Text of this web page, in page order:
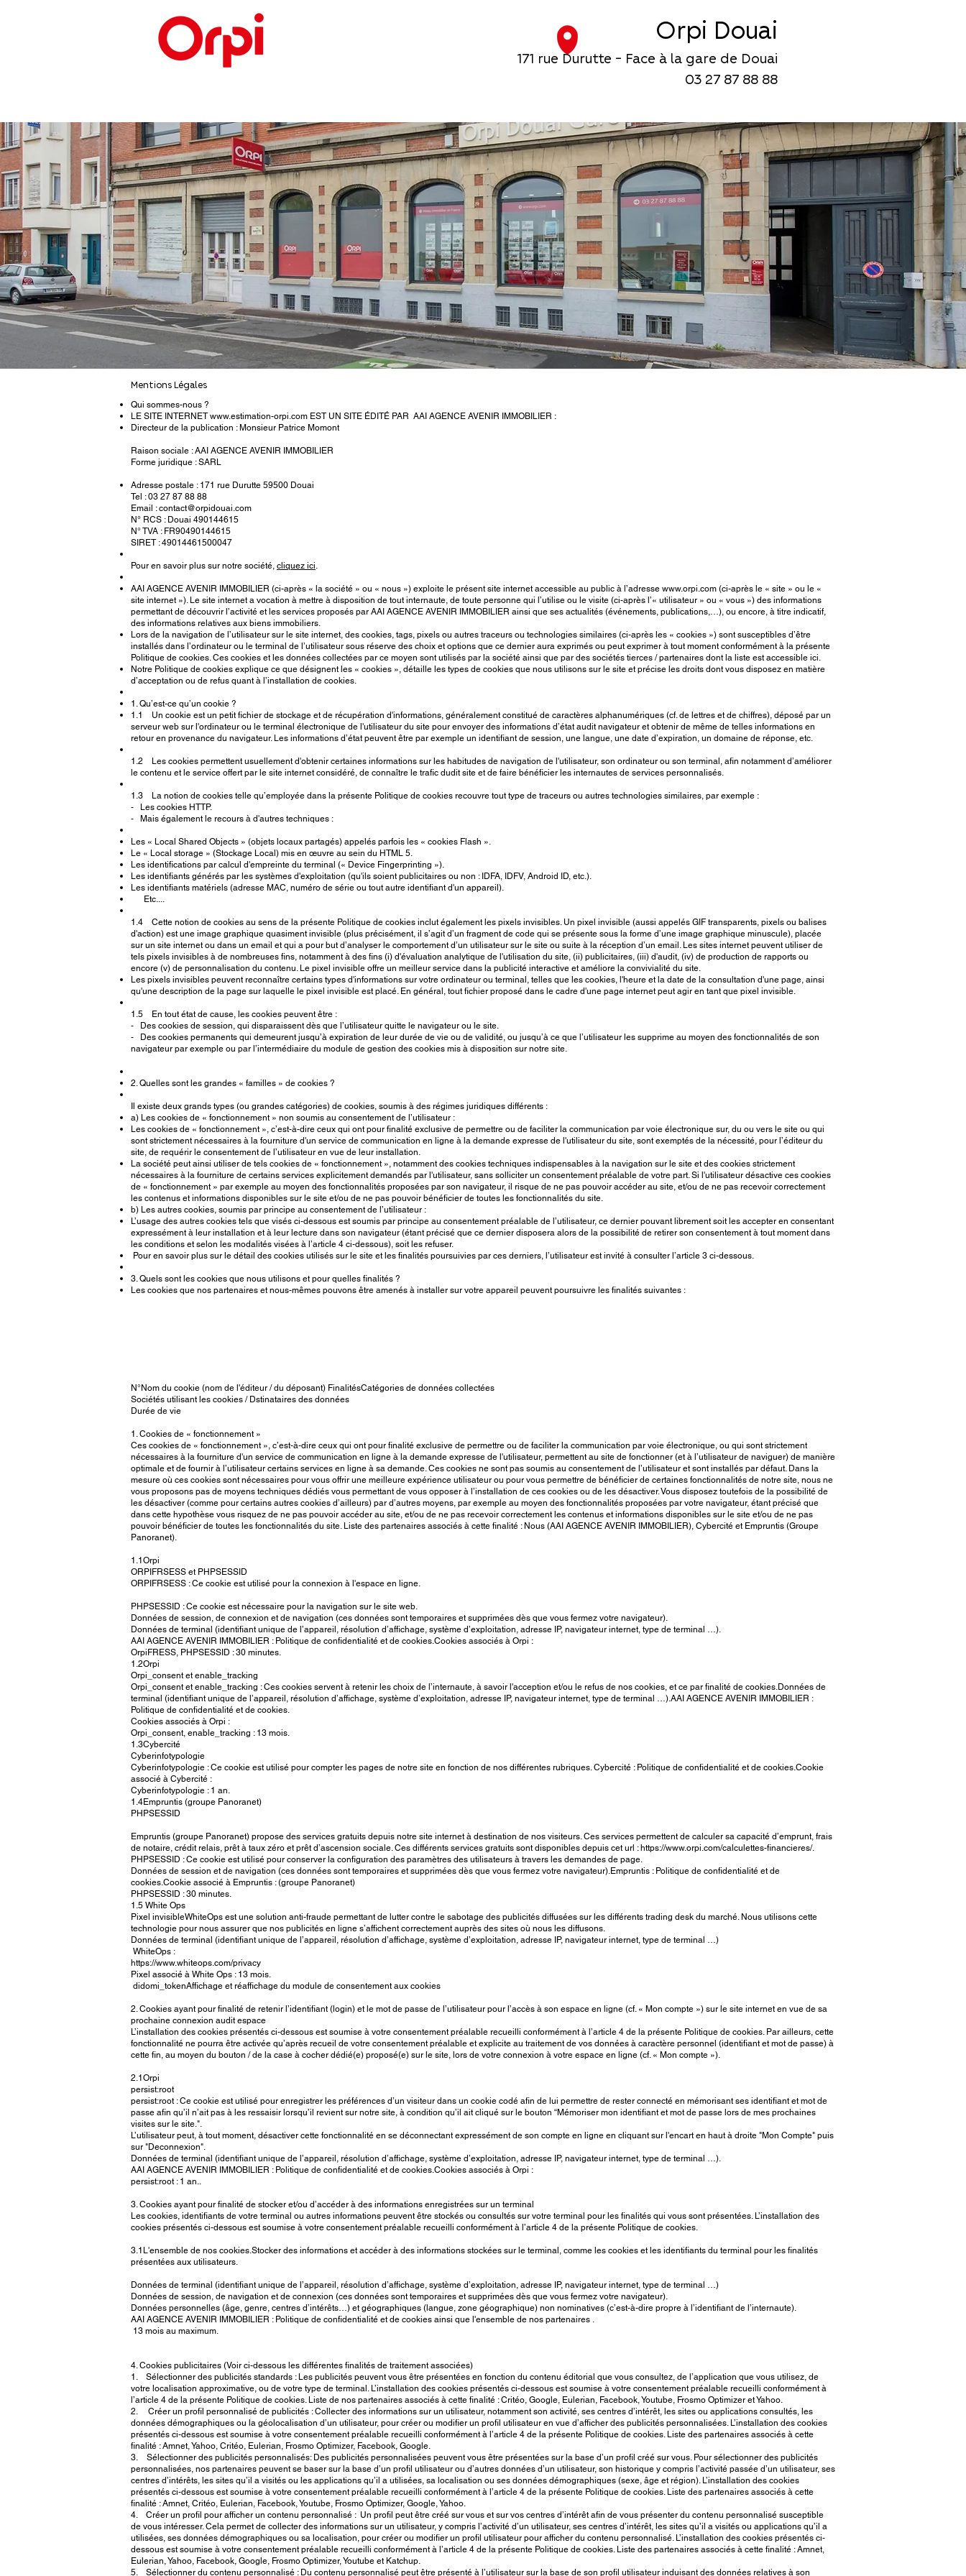
Orpi Douai
171 rue Durutte - Face à la gare de Douai
03 27 87 88 88
Mentions Légales
Qui sommes-nous ?
LE SITE INTERNETwww.estimation-orpi.com EST UN SITE ÉDITÉ PAR AAI AGENCE AVENIR IMMOBILIER :
Directeur de la publication : Monsieur Patrice Momont
Raison sociale : AAI AGENCE AVENIR IMMOBILIER
Forme juridique : SARL
Adresse postale : 171 rue Durutte 59500 Douai
Tel : 03 27 87 88 88
Email : contact@orpidouai.com
N° RCS : Douai 490144615
N° TVA : FR90490144615
SIRET : 49014461500047
Pour en savoir plus sur notre société, cliquez ici.
AAI AGENCE AVENIR IMMOBILIER (ci-après « la société » ou « nous ») exploite le présent site internet accessible au public à l’adresse www.orpi.com (ci-après le « site » ou le «
site internet »). Le site internet a vocation à mettre à disposition de tout internaute, de toute personne qui l’utilise ou le visite (ci-après l’« utilisateur » ou « vous ») des informations
permettant de découvrir l’activité et les services proposés par AAI AGENCE AVENIR IMMOBILIER ainsi que ses actualités (événements, publications,…), ou encore, à titre indicatif,
des informations relatives aux biens immobiliers.
Lors de la navigation de l’utilisateur sur le site internet, des cookies, tags, pixels ou autres traceurs ou technologies similaires (ci-après les « cookies ») sont susceptibles d’être
installés dans l’ordinateur ou le terminal de l’utilisateur sous réserve des choix et options que ce dernier aura exprimés ou peut exprimer à tout moment conformément à la présente
Politique de cookies. Ces cookies et les données collectées par ce moyen sont utilisés par la société ainsi que par des sociétés tierces / partenaires dont la liste est accessible ici.
Notre Politique de cookies explique ce que désignent les « cookies », détaille les types de cookies que nous utilisons sur le site et précise les droits dont vous disposez en matière
d’acceptation ou de refus quant à l’installation de cookies.
1. Qu’est-ce qu’un cookie ?
1.1 Un cookie est un petit fichier de stockage et de récupération d'informations, généralement constitué de caractères alphanumériques (cf. de lettres et de chiffres), déposé par un
serveur web sur l'ordinateur ou le terminal électronique de l'utilisateur du site pour envoyer des informations d’état audit navigateur et obtenir de même de telles informations en
retour en provenance du navigateur. Les informations d’état peuvent être par exemple un identifiant de session, une langue, une date d’expiration, un domaine de réponse, etc.
1.2 Les cookies permettent usuellement d'obtenir certaines informations sur les habitudes de navigation de l'utilisateur, son ordinateur ou son terminal, afin notamment d’améliorer
le contenu et le service offert par le site internet considéré, de connaître le trafic dudit site et de faire bénéficier les internautes de services personnalisés.
1.3 La notion de cookies telle qu’employée dans la présente Politique de cookies recouvre tout type de traceurs ou autres technologies similaires, par exemple :
- Les cookies HTTP.
- Mais également le recours à d'autres techniques :
Les « Local Shared Objects » (objets locaux partagés) appelés parfois les « cookies Flash ».
Le « Local storage » (Stockage Local) mis en œuvre au sein du HTML 5.
Les identifications par calcul d'empreinte du terminal (« Device Fingerprinting »).
Les identifiants générés par les systèmes d'exploitation (qu'ils soient publicitaires ou non : IDFA, IDFV, Android ID, etc.).
Les identifiants matériels (adresse MAC, numéro de série ou tout autre identifiant d'un appareil).
Etc....
1.4 Cette notion de cookies au sens de la présente Politique de cookies inclut également les pixels invisibles. Un pixel invisible (aussi appelés GIF transparents, pixels ou balises
d'action) est une image graphique quasiment invisible (plus précisément, il s’agit d’un fragment de code qui se présente sous la forme d’une image graphique minuscule), placée
sur un site internet ou dans un email et qui a pour but d’analyser le comportement d’un utilisateur sur le site ou suite à la réception d’un email. Les sites internet peuvent utiliser de
tels pixels invisibles à de nombreuses fins, notamment à des fins (i) d'évaluation analytique de l'utilisation du site, (ii) publicitaires, (iii) d'audit, (iv) de production de rapports ou
encore (v) de personnalisation du contenu. Le pixel invisible offre un meilleur service dans la publicité interactive et améliore la convivialité du site.
Les pixels invisibles peuvent reconnaître certains types d'informations sur votre ordinateur ou terminal, telles que les cookies, l'heure et la date de la consultation d'une page, ainsi
qu'une description de la page sur laquelle le pixel invisible est placé. En général, tout fichier proposé dans le cadre d'une page internet peut agir en tant que pixel invisible.
1.5 En tout état de cause, les cookies peuvent être :
- Des cookies de session, qui disparaissent dès que l’utilisateur quitte le navigateur ou le site.
- Des cookies permanents qui demeurent jusqu’à expiration de leur durée de vie ou de validité, ou jusqu’à ce que l’utilisateur les supprime au moyen des fonctionnalités de son
navigateur par exemple ou par l’intermédiaire du module de gestion des cookies mis à disposition sur notre site.
2. Quelles sont les grandes « familles » de cookies ?
Il existe deux grands types (ou grandes catégories) de cookies, soumis à des régimes juridiques différents :
a) Les cookies de « fonctionnement » non soumis au consentement de l’utilisateur :
Les cookies de « fonctionnement », c’est-à-dire ceux qui ont pour finalité exclusive de permettre ou de faciliter la communication par voie électronique sur, du ou vers le site ou qui
sont strictement nécessaires à la fourniture d'un service de communication en ligne à la demande expresse de l'utilisateur du site, sont exemptés de la nécessité, pour l’éditeur du
site, de requérir le consentement de l’utilisateur en vue de leur installation.
La société peut ainsi utiliser de tels cookies de « fonctionnement », notamment des cookies techniques indispensables à la navigation sur le site et des cookies strictement
nécessaires à la fourniture de certains services explicitement demandés par l'utilisateur, sans solliciter un consentement préalable de votre part. Si l'utilisateur désactive ces cookies
de « fonctionnement » par exemple au moyen des fonctionnalités proposées par son navigateur, il risque de ne pas pouvoir accéder au site, et/ou de ne pas recevoir correctement
les contenus et informations disponibles sur le site et/ou de ne pas pouvoir bénéficier de toutes les fonctionnalités du site.
b) Les autres cookies, soumis par principe au consentement de l’utilisateur :
L’usage des autres cookies tels que visés ci-dessous est soumis par principe au consentement préalable de l’utilisateur, ce dernier pouvant librement soit les accepter en consentant
expressément à leur installation et à leur lecture dans son navigateur (étant précisé que ce dernier disposera alors de la possibilité de retirer son consentement à tout moment dans
les conditions et selon les modalités visées à l’article 4 ci-dessous), soit les refuser.
Pour en savoir plus sur le détail des cookies utilisés sur le site et les finalités poursuivies par ces derniers, l’utilisateur est invité à consulter l’article 3 ci-dessous.
3. Quels sont les cookies que nous utilisons et pour quelles finalités ?
Les cookies que nos partenaires et nous-mêmes pouvons être amenés à installer sur votre appareil peuvent poursuivre les finalités suivantes :
N°Nom du cookie (nom de l'éditeur / du déposant) FinalitésCatégories de données collectées
Sociétés utilisant les cookies / Dstinataires des données
Durée de vie
1. Cookies de « fonctionnement »
Ces cookies de « fonctionnement », c’est-à-dire ceux qui ont pour finalité exclusive de permettre ou de faciliter la communication par voie électronique, ou qui sont strictement
nécessaires à la fourniture d'un service de communication en ligne à la demande expresse de l'utilisateur, permettent au site de fonctionner (et à l’utilisateur de naviguer) de manière
optimale et de fournir à l’utilisateur certains services en ligne à sa demande. Ces cookies ne sont pas soumis au consentement de l’utilisateur et sont installés par défaut. Dans la
mesure où ces cookies sont nécessaires pour vous offrir une meilleure expérience utilisateur ou pour vous permettre de bénéficier de certaines fonctionnalités de notre site, nous ne
vous proposons pas de moyens techniques dédiés vous permettant de vous opposer à l’installation de ces cookies ou de les désactiver. Vous disposez toutefois de la possibilité de
les désactiver (comme pour certains autres cookies d’ailleurs) par d’autres moyens, par exemple au moyen des fonctionnalités proposées par votre navigateur, étant précisé que
dans cette hypothèse vous risquez de ne pas pouvoir accéder au site, et/ou de ne pas recevoir correctement les contenus et informations disponibles sur le site et/ou de ne pas
pouvoir bénéficier de toutes les fonctionnalités du site. Liste des partenaires associés à cette finalité : Nous (AAI AGENCE AVENIR IMMOBILIER), Cybercité et Empruntis (Groupe
Panoranet).
1.1Orpi
ORPIFRSESS et PHPSESSID
ORPIFRSESS : Ce cookie est utilisé pour la connexion à l'espace en ligne.
PHPSESSID : Ce cookie est nécessaire pour la navigation sur le site web.
Données de session, de connexion et de navigation (ces données sont temporaires et supprimées dès que vous fermez votre navigateur).
Données de terminal (identifiant unique de l’appareil, résolution d’affichage, système d’exploitation, adresse IP, navigateur internet, type de terminal …).
AAI AGENCE AVENIR IMMOBILIER : Politique de confidentialité et de cookies.Cookies associés à Orpi :
OrpiFRESS, PHPSESSID : 30 minutes.
1.2Orpi
Orpi_consent et enable_tracking
Orpi_consent et enable_tracking : Ces cookies servent à retenir les choix de l’internaute, à savoir l'acception et/ou le refus de nos cookies, et ce par finalité de cookies.Données de
terminal (identifiant unique de l’appareil, résolution d’affichage, système d’exploitation, adresse IP, navigateur internet, type de terminal …).AAI AGENCE AVENIR IMMOBILIER :
Politique de confidentialité et de cookies.
Cookies associés à Orpi :
Orpi_consent, enable_tracking : 13 mois.
1.3Cybercité
Cyberinfotypologie
Cyberinfotypologie : Ce cookie est utilisé pour compter les pages de notre site en fonction de nos différentes rubriques. Cybercité : Politique de confidentialité et de cookies.Cookie
associé à Cybercité :
Cyberinfotypologie : 1 an.
1.4Empruntis (groupe Panoranet)
PHPSESSID
Empruntis (groupe Panoranet) propose des services gratuits depuis notre site internet à destination de nos visiteurs. Ces services permettent de calculer sa capacité d’emprunt, frais
de notaire, crédit relais, prêt à taux zéro et prêt d’ascension sociale. Ces différents services gratuits sont disponibles depuis cet url : https://www.orpi.com/calculettes-financieres/.
PHPSESSID : Ce cookie est utilisé pour conserver la configuration des paramètres des utilisateurs à travers les demandes de page.
Données de session et de navigation (ces données sont temporaires et supprimées dès que vous fermez votre navigateur).Empruntis : Politique de confidentialité et de
cookies.Cookie associé à Empruntis : (groupe Panoranet)
PHPSESSID : 30 minutes.
1.5 White Ops
Pixel invisibleWhiteOps est une solution anti-fraude permettant de lutter contre le sabotage des publicités diffusées sur les différents trading desk du marché. Nous utilisons cette
technologie pour nous assurer que nos publicités en ligne s’affichent correctement auprès des sites où nous les diffusons.
Données de terminal (identifiant unique de l’appareil, résolution d’affichage, système d’exploitation, adresse IP, navigateur internet, type de terminal …)
WhiteOps :
https://www.whiteops.com/privacy
Pixel associé à White Ops : 13 mois.
didomi_tokenAffichage et réaffichage du module de consentement aux cookies
2. Cookies ayant pour finalité de retenir l’identifiant (login) et le mot de passe de l’utilisateur pour l’accès à son espace en ligne (cf. « Mon compte ») sur le site internet en vue de sa
prochaine connexion audit espace
L’installation des cookies présentés ci-dessous est soumise à votre consentement préalable recueilli conformément à l’article 4 de la présente Politique de cookies. Par ailleurs, cette
fonctionnalité ne pourra être activée qu’après recueil de votre consentement préalable et explicite au traitement de vos données à caractère personnel (identifiant et mot de passe) à
cette fin, au moyen du bouton / de la case à cocher dédié(e) proposé(e) sur le site, lors de votre connexion à votre espace en ligne (cf. « Mon compte »).
2.1Orpi
persist:root
persist:root : Ce cookie est utilisé pour enregistrer les préférences d’un visiteur dans un cookie codé afin de lui permettre de rester connecté en mémorisant ses identifiant et mot de
passe afin qu’il n’ait pas à les ressaisir lorsqu’il revient sur notre site, à condition qu’il ait cliqué sur le bouton “Mémoriser mon identifiant et mot de passe lors de mes prochaines
visites sur le site.".
L’utilisateur peut, à tout moment, désactiver cette fonctionnalité en se déconnectant expressément de son compte en ligne en cliquant sur l'encart en haut à droite "Mon Compte" puis
sur "Deconnexion".
Données de terminal (identifiant unique de l’appareil, résolution d’affichage, système d’exploitation, adresse IP, navigateur internet, type de terminal …).
AAI AGENCE AVENIR IMMOBILIER : Politique de confidentialité et de cookies.Cookies associés à Orpi :
persist:root : 1 an..
3. Cookies ayant pour finalité de stocker et/ou d’accéder à des informations enregistrées sur un terminal
Les cookies, identifiants de votre terminal ou autres informations peuvent être stockés ou consultés sur votre terminal pour les finalités qui vous sont présentées. L’installation des
cookies présentés ci-dessous est soumise à votre consentement préalable recueilli conformément à l’article 4 de la présente Politique de cookies.
3.1L'ensemble de nos cookies.Stocker des informations et accéder à des informations stockées sur le terminal, comme les cookies et les identifiants du terminal pour les finalités
présentées aux utilisateurs.
Données de terminal (identifiant unique de l’appareil, résolution d’affichage, système d’exploitation, adresse IP, navigateur internet, type de terminal …)
Données de session, de navigation et de connexion (ces données sont temporaires et supprimées dès que vous fermez votre navigateur).
Données personnelles (âge, genre, centres d’intérêts…) et géographiques (langue, zone géographique) non nominatives (c’est-à-dire propre à l’identifiant de l’internaute).
AAI AGENCE AVENIR IMMOBILIER : Politique de confidentialité et de cookies ainsi que l'ensemble de nos partenaires .
13 mois au maximum.
4. Cookies publicitaires (Voir ci-dessous les différentes finalités de traitement associées)
1. Sélectionner des publicités standards : Les publicités peuvent vous être présentées en fonction du contenu éditorial que vous consultez, de l’application que vous utilisez, de
votre localisation approximative, ou de votre type de terminal. L’installation des cookies présentés ci-dessous est soumise à votre consentement préalable recueilli conformément à
l’article 4 de la présente Politique de cookies. Liste de nos partenaires associés à cette finalité : Critéo, Google, Eulerian, Facebook, Youtube, Frosmo Optimizer et Yahoo.
2. Créer un profil personnalisé de publicités : Collecter des informations sur un utilisateur, notamment son activité, ses centres d’intérêt, les sites ou applications consultés, les
données démographiques ou la géolocalisation d’un utilisateur, pour créer ou modifier un profil utilisateur en vue d’afficher des publicités personnalisées. L’installation des cookies
présentés ci-dessous est soumise à votre consentement préalable recueilli conformément à l’article 4 de la présente Politique de cookies. Liste des partenaires associés à cette
finalité : Amnet, Yahoo, Critéo, Eulerian, Frosmo Optimizer, Facebook, Google.
3. Sélectionner des publicités personnalisés: Des publicités personnalisées peuvent vous être présentées sur la base d’un profil créé sur vous. Pour sélectionner des publicités
personnalisées, nos partenaires peuvent se baser sur la base d’un profil utilisateur ou d’autres données d’un utilisateur, son historique y compris l’activité passée d’un utilisateur, ses
centres d’intérêts, les sites qu’il a visités ou les applications qu’il a utilisées, sa localisation ou ses données démographiques (sexe, âge et région). L’installation des cookies
présentés ci-dessous est soumise à votre consentement préalable recueilli conformément à l’article 4 de la présente Politique de cookies. Liste des partenaires associés à cette
finalité : Amnet, Critéo, Eulerian, Facebook, Youtube, Frosmo Optimizer, Google, Yahoo.
4. Créer un profil pour afficher un contenu personnalisé : Un profil peut être créé sur vous et sur vos centres d’intérêt afin de vous présenter du contenu personnalisé susceptible
de vous intéresser. Cela permet de collecter des informations sur un utilisateur, y compris l’activité d’un utilisateur, ses centres d’intérêt, les sites qu’il a visités ou applications qu’il a
utilisées, ses données démographiques ou sa localisation, pour créer ou modifier un profil utilisateur pour afficher du contenu personnalisé. L’installation des cookies présentés ci-
dessous est soumise à votre consentement préalable recueilli conformément à l’article 4 de la présente Politique de cookies. Liste des partenaires associés à cette finalité : Amnet,
Eulerian, Yahoo, Facebook, Google, Frosmo Optimizer, Youtube et Katchup.
5. Sélectionner du contenu personnalisé : Du contenu personnalisé peut être présenté à l’utilisateur sur la base de son profil utilisateur induisant des données relatives à son